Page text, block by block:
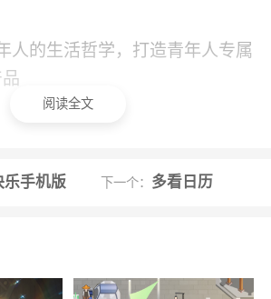
人的生活哲学，打造青年人专属
官方自营商城正式上线，平台上
戴、相关配件等等，未来还会
上线，官方品质保障，荣耀商
福利等着大家哦，喜欢的朋友
阅读全文
乐手机版 下一个： 多看日历